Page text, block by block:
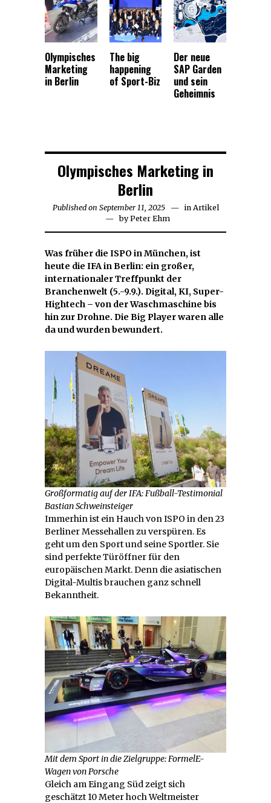
Olympisches
Marketing
in Berlin
The big
happening
of Sport-Biz
Der neue
SAP Garden
und sein
Geheimnis
Olympisches Marketing in
Berlin
Published on September 11, 2025September
12,
in Artikel
byPeter Ehm
Was früher die ISPO in München, ist
heute die IFA in Berlin: ein großer,
internationaler Treffpunkt der
Branchenwelt (5.-9.9.). Digital, KI, Super-
Hightech – von der Waschmaschine bis
hin zur Drohne. Die Big Player waren alle
da und wurden bewundert.
Großformatig auf der IFA: Fußball-Testimonial
Bastian Schweinsteiger
Immerhin ist ein Hauch von ISPO in den 23
Berliner Messehallen zu verspüren. Es
geht um den Sport und seine Sportler. Sie
sind perfekte Türöffner für den
europäischen Markt. Denn die asiatischen
Digital-Multis brauchen ganz schnell
Bekanntheit.
Mit dem Sport in die Zielgruppe: FormelE-
Wagen von Porsche
Gleich am Eingang Süd zeigt sich
geschätzt 10 Meter hoch Weltmeister